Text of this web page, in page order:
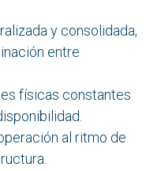
y consolidada,
entre
físicas constantes
al ritmo de